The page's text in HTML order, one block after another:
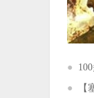
●
●
【